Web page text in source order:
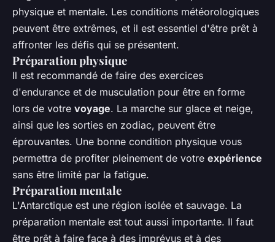
physique et mentale. Les conditions météorologiques
peuvent être extrêmes, et il est essentiel d'être prêt à
affronter les défis qui se présentent.
Préparation physique
Il est recommandé de faire des exercices
d'endurance et de musculation pour être en forme
lors de votre voyage. La marche sur glace et neige,
ainsi que les sorties en zodiac, peuvent être
éprouvantes. Une bonne condition physique vous
permettra de profiter pleinement de votre expérience
sans être limité par la fatigue.
Préparation mentale
L'Antarctique est une région isolée et sauvage. La
préparation mentale est tout aussi importante. Il faut
être prêt à faire face à des imprévus et à des